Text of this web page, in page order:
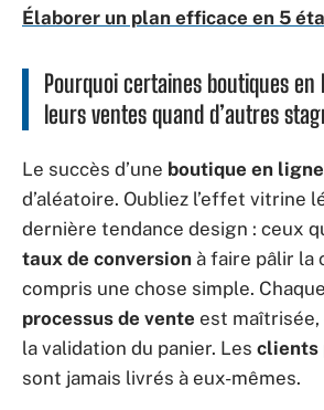
Élaborer un plan efficace en 5
Pourquoi certaines boutiques en
leurs ventes quand d’autres
Le succès d’une boutique en ligne
d’aléatoire. Oubliez l’effet vitrine
dernière tendance design : ceux
taux de conversion à faire pâlir la
compris une chose simple.
processus de vente est
la validation du panier. Les clients
sont jamais livrés à eux-mêmes.